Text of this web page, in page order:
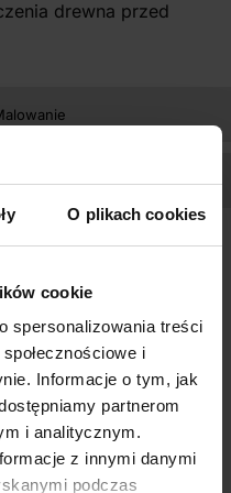
O plikach cookies
cookie
spersonalizowania treści
i
Informacje o tym, jak
partnerom
i analitycznym.
z innymi danymi
podczas
drewna przed